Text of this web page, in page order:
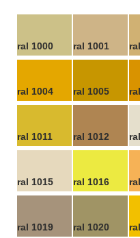
ral 1000 ral 1001
ral 1004 ral 1005
ral 1011 ral 1012
ral 1015 ral 1016
ral 1019 ral 1020